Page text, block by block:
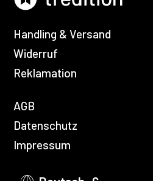
Handling & Versand
Widerruf
Reklamation
AGB
Datenschutz
Impressum